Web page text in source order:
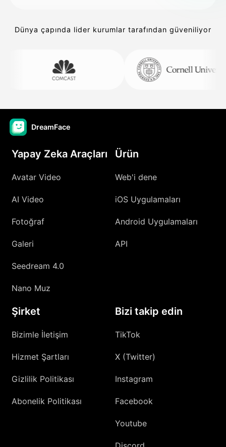
Dünya çapında lider kurumlar tarafından güveniliyor
DreamFace
Yapay Zeka Araçları
Avatar Video
AI Video
Fotoğraf
Galeri
Seedream 4.0
Nano Muz
Ürün
Web'i dene
iOS Uygulamaları
Android Uygulamaları
API
Şirket
Bizimle İletişim
Hizmet Şartları
Gizlilik Politikası
Abonelik Politikası
Bizi takip edin
TikTok
X (Twitter)
Instagram
Facebook
Youtube